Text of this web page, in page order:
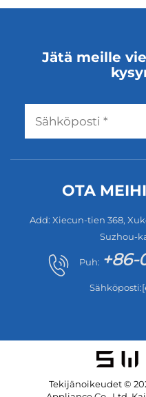
Jätä meille
OTA
Add: Xiecun-tien 368,
Suzhou-
Puh: +86-
Sähköposti:
Tekijänoikeudet ©